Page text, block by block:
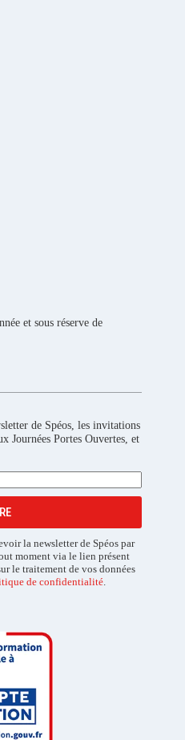
et sous réserve de
de Spéos, les invitations
Journées Portes Ouvertes, et
la newsletter de Spéos par
moment via le lien présent
le traitement de vos données
de confidentialité.